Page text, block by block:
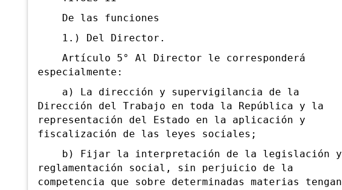
De las funciones
1.) Del Director.
Artículo 5° Al Director le corresponderá
especialmente:
a) La dirección y supervigilancia de la
Dirección del Trabajo en toda la República y la
representación del Estado en la aplicación y
fiscalización de las leyes sociales;
b) Fijar la interpretación de la legislación y
reglamentación social, sin perjuicio de la
competencia que sobre determinadas materias tengan